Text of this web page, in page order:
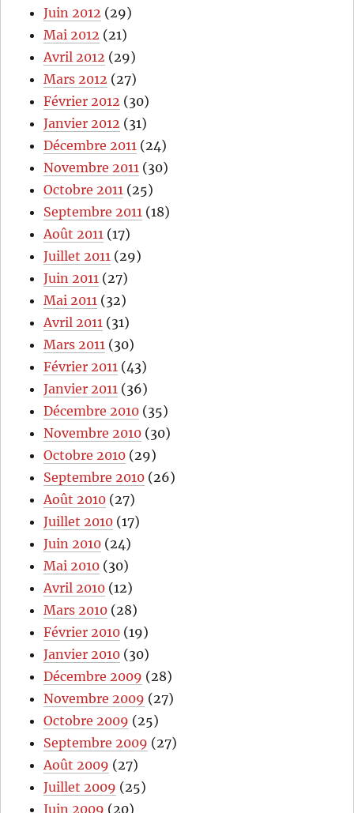
Juin 2012 (29)
Mai 2012 (21)
Avril 2012 (29)
Mars 2012 (27)
Février 2012 (30)
Janvier 2012 (31)
Décembre 2011 (24)
Novembre 2011 (30)
Octobre 2011 (25)
Septembre 2011 (18)
Août 2011 (17)
Juillet 2011 (29)
Juin 2011 (27)
Mai 2011 (32)
Avril 2011 (31)
Mars 2011 (30)
Février 2011 (43)
Janvier 2011 (36)
Décembre 2010 (35)
Novembre 2010 (30)
Octobre 2010 (29)
Septembre 2010 (26)
Août 2010 (27)
Juillet 2010 (17)
Juin 2010 (24)
Mai 2010 (30)
Avril 2010 (12)
Mars 2010 (28)
Février 2010 (19)
Janvier 2010 (30)
Décembre 2009 (28)
Novembre 2009 (27)
Octobre 2009 (25)
Septembre 2009 (27)
Août 2009 (27)
Juillet 2009 (25)
Juin 2009 (20)